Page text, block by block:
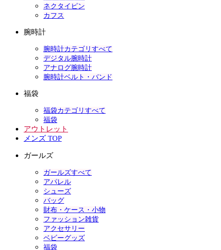
ネクタイピン
カフス
腕時計
腕時計カテゴリすべて
デジタル腕時計
アナログ腕時計
腕時計ベルト・バンド
福袋
福袋カテゴリすべて
福袋
アウトレット
メンズ TOP
ガールズ
ガールズすべて
アパレル
シューズ
バッグ
財布・ケース・小物
ファッション雑貨
アクセサリー
ベビーグッズ
福袋